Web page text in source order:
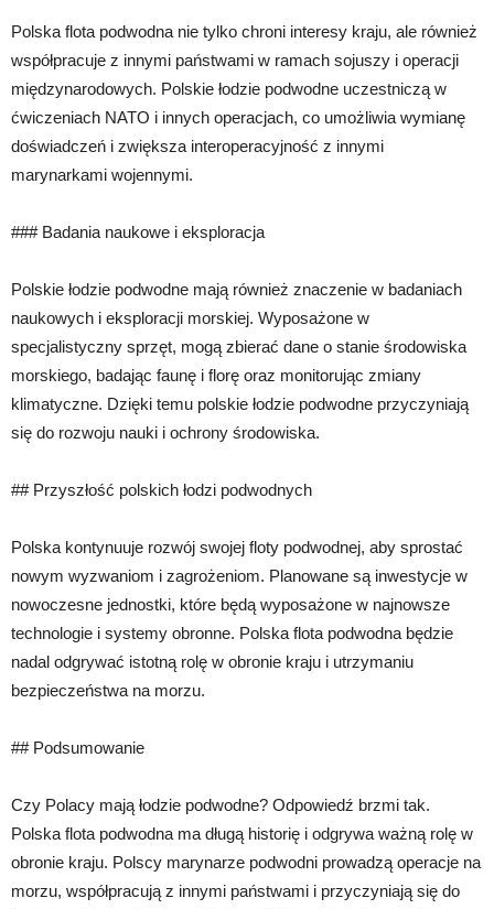
Polska flota podwodna nie tylko chroni interesy kraju, ale również
współpracuje z innymi państwami w ramach sojuszy i operacji
międzynarodowych. Polskie łodzie podwodne uczestniczą w
ćwiczeniach NATO i innych operacjach, co umożliwia wymianę
doświadczeń i zwiększa interoperacyjność z innymi
marynarkami wojennymi.
### Badania naukowe i eksploracja
Polskie łodzie podwodne mają również znaczenie w badaniach
naukowych i eksploracji morskiej. Wyposażone w
specjalistyczny sprzęt, mogą zbierać dane o stanie środowiska
morskiego, badając faunę i florę oraz monitorując zmiany
klimatyczne. Dzięki temu polskie łodzie podwodne przyczyniają
się do rozwoju nauki i ochrony środowiska.
## Przyszłość polskich łodzi podwodnych
Polska kontynuuje rozwój swojej floty podwodnej, aby sprostać
nowym wyzwaniom i zagrożeniom. Planowane są inwestycje w
nowoczesne jednostki, które będą wyposażone w najnowsze
technologie i systemy obronne. Polska flota podwodna będzie
nadal odgrywać istotną rolę w obronie kraju i utrzymaniu
bezpieczeństwa na morzu.
## Podsumowanie
Czy Polacy mają łodzie podwodne? Odpowiedź brzmi tak.
Polska flota podwodna ma długą historię i odgrywa ważną rolę w
obronie kraju. Polscy marynarze podwodni prowadzą operacje na
morzu, współpracują z innymi państwami i przyczyniają się do